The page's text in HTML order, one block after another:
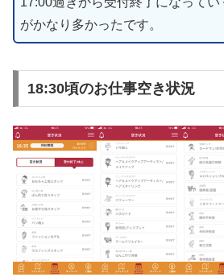
がかなり多かったです。
18:30頃のお仕事空き状況